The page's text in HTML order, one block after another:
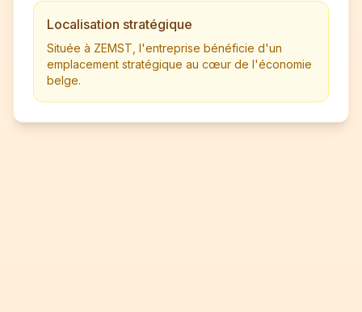
Localisation stratégique
Située à ZEMST, l'entreprise bénéficie d'un
emplacement stratégique au cœur de l'économie
belge.